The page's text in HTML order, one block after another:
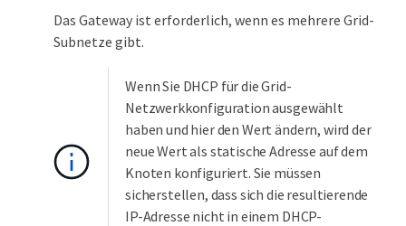
Das Gateway ist erforderlich, wenn es mehrere Grid-
Subnetze gibt.
Wenn Sie DHCP für die Grid-
Netzwerkkonfiguration ausgewählt
haben und hier den Wert ändern, wird der
neue Wert als statische Adresse auf dem
Knoten konfiguriert. Sie müssen
sicherstellen, dass sich die resultierende
IP-Adresse nicht in einem DHCP-